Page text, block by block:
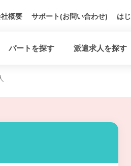
概要 サポート(お問い合わせ) は
パートを探す 派遣求人を探す